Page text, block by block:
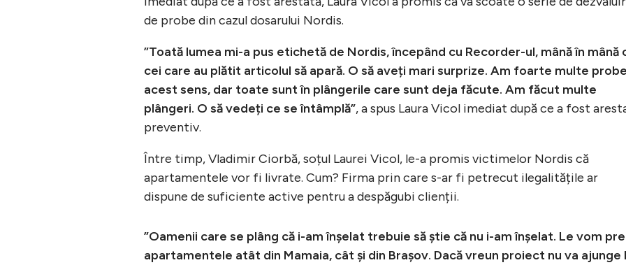
de probe din cazul dosarului Nordis.
”Toată lumea mi-a pus etichetă de Nordis, începând cu Recorder-ul, mână în mână
cei care au plătit articolul să apară. O să aveți mari surprize. Am foarte multe
acest sens, dar toate sunt în plângerile care sunt deja făcute. Am făcut multe
plângeri. O să vedeți ce se întâmplă”, a spus Laura Vicol imediat după ce a fost
preventiv.
Între timp, Vladimir Ciorbă, soțul Laurei Vicol, le-a promis victimelor Nordis că
apartamentele vor fi livrate. Cum? Firma prin care s-ar fi petrecut ilegalitățile ar
dispune de suficiente active pentru a despăgubi clienții.
”Oamenii care se plâng că i-am înșelat trebuie să știe că nu i-am înșelat. Le vom
apartamentele atât din Mamaia, cât și din Brașov. Dacă vreun proiect nu va ajunge